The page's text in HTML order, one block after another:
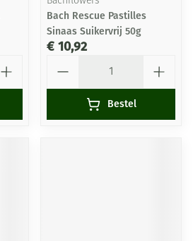
Bach Rescue Pastilles
Sinaas Suikervrij 50g
€ 10,92
Bestel